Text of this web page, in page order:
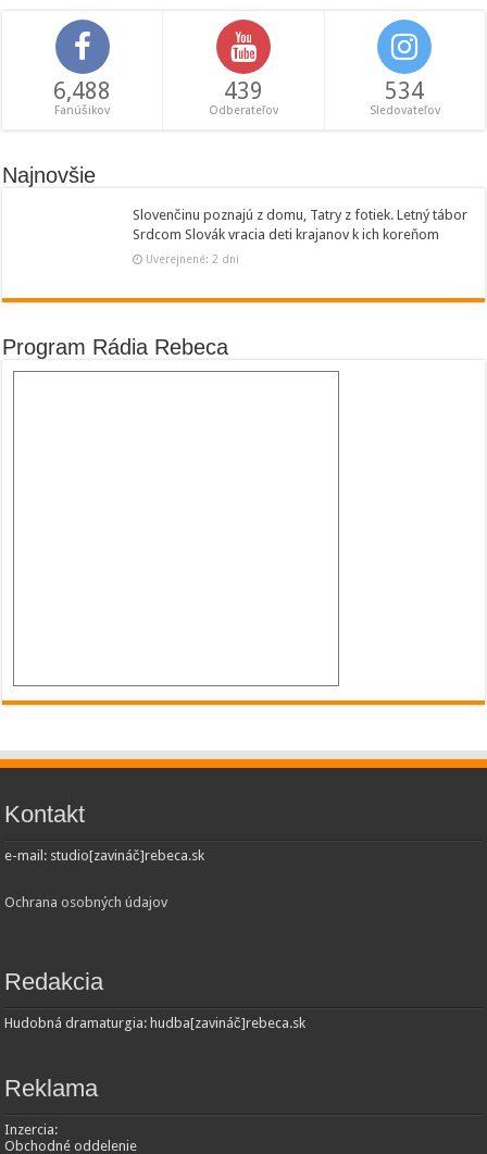
6,488
Fanúšikov
439
Odberateľov
534
Sledovateľov
Najnovšie
Slovenčinu poznajú z domu, Tatry z fotiek. Letný tábor
Srdcom Slovák vracia deti krajanov k ich koreňom
Uverejnené: 2 dni
Program Rádia Rebeca
Kontakt
e-mail: studio[zavináč]rebeca.sk
Ochrana osobných údajov
Redakcia
Hudobná dramaturgia: hudba[zavináč]rebeca.sk
Reklama
Inzercia:
Obchodné oddelenie